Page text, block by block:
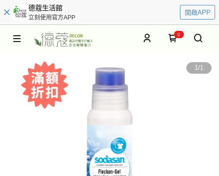
德蔻生活館
立刻使用官方APP
開啟APP
0
1/1